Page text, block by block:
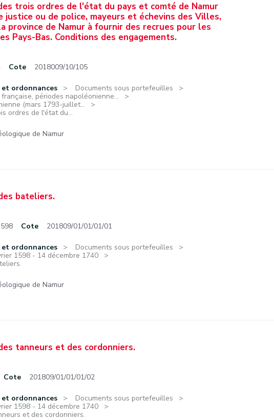
trois ordres de l'état du pays et comté de Namur
ou de police, mayeurs et échevins des Villes,
province de Namur à fournir des recrues pour les
Pays-Bas. Conditions des engagements.
Cote 2018009/10/105
ordonnances
Documents sous portefeuilles
périodes napoléonienne...
(mars 1793-juillet...
ordres de l'état du...
de Namur
bateliers.
Cote 201809/01/01/01/01
ordonnances
Documents sous portefeuilles
1598 - 14 décembre 1740
de Namur
tanneurs et des cordonniers.
Cote 201809/01/01/01/02
ordonnances
Documents sous portefeuilles
1598 - 14 décembre 1740
et des cordonniers.